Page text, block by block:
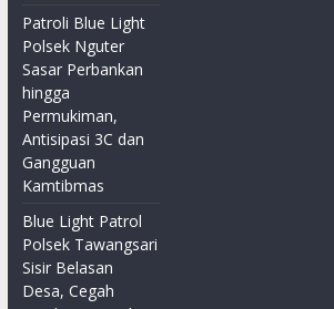
Patroli Blue Light
Polsek Nguter
Sasar Perbankan
hingga
Permukiman,
Antisipasi 3C dan
Gangguan
Kamtibmas
Blue Light Patrol
Polsek Tawangsari
Sisir Belasan
Desa, Cegah